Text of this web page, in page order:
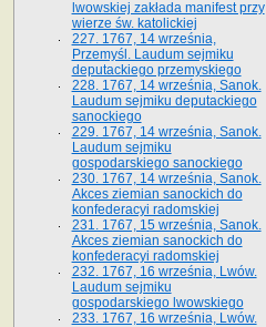
lwowskiej zakłada manifest przy
wierze św. ka­tolickiej
227. 1767, 14 września,
Przemyśl. Laudum sejmiku
deputackiego przemyskiego
228. 1767, 14 września, Sanok.
Laudum sejmiku deputackiego
sanockiego
229. 1767, 14 września, Sanok.
Laudum sejmiku
gospodarskiego sanockiego
230. 1767, 14 września, Sanok.
Akces ziemian sanockich do
konfederacyi radomskiej
231. 1767, 15 września, Sanok.
Akces ziemian sanockich do
konfederacyi radomskiej
232. 1767, 16 września, Lwów.
Laudum sejmiku
gospodarskiego lwowskiego
233. 1767, 16 września, Lwów.